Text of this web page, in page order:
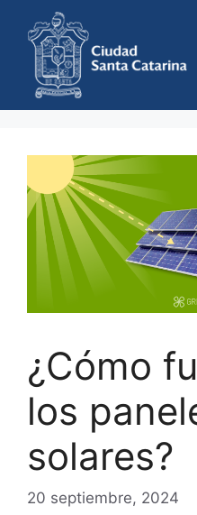
contenido
¿Cómo
los
solares?
20 septiembre, 2024